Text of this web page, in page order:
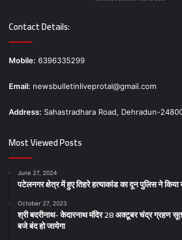
Contact Details:
Mobile: 6396335299
Email: newsbulletinliveprotal@gmail.com
Address: Sahastradhara Road, Dehradun-
Most Viewed Posts
June 27, 2024
पटेलनगर क्षेत्र में हुए तिहरे हत्याकांड का दून पुलिस ने
October 27, 2023
श्री बदरीनाथ- केदारनाथ मंदिर 28 अक्टूबर चंद्र ग्रहण
बजे बंद हो जायेगा